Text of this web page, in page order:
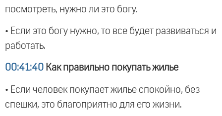
посмотреть, нужно ли это богу.
• Если это богу нужно, то все будет развиваться и
работать.
00:41:40 Как правильно покупать жилье
• Если человек покупает жилье спокойно, без
спешки, это благоприятно для его жизни.